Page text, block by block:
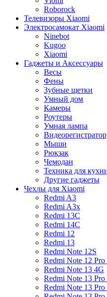
Roborock
Телевизоры Xiaomi
Электросамокат Xiaomi
Ninebot
Kugoo
Xiaomi
Гаджеты и Аксессуары
Весы
Фены
Зубные щетки
Умный дом
Камеры
Роутеры
Умная лампа
Видеорегистратор
Мыши
Рюкзак
Чемодан
Техника для
Другие гаджеты
Чехлы для Xiaomi
Redmi A3
Redmi A3x
Redmi 13C
Redmi 14C
Redmi 12
Redmi 13
Redmi Note 12S
Redmi Note 12 Pro
Redmi Note 13 4G
Redmi Note 13 Pro
Redmi Note 13 Pro